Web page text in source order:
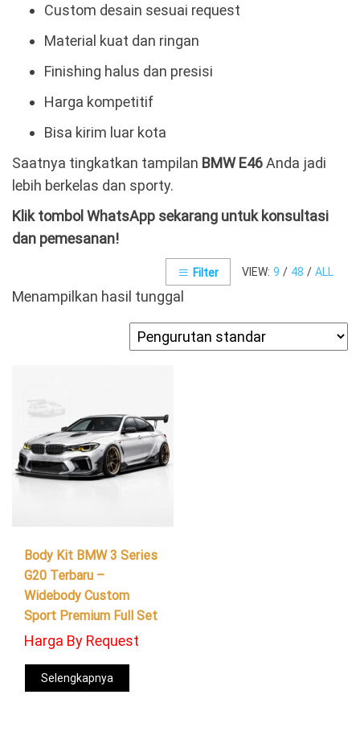
Custom desain sesuai request
Material kuat dan ringan
Finishing halus dan presisi
Harga kompetitif
Bisa kirim luar kota
Saatnya tingkatkan tampilan BMW E46Anda jadi
lebih berkelas dan sporty.
Klik tombol WhatsApp sekarang untuk konsultasi
dan pemesanan!
VIEW: 9 / 48 / ALL
Filter
Menampilkan hasil tunggal
Body Kit BMW 3 Series
G20 Terbaru –
Widebody Custom
Sport Premium Full Set
Harga By Request
Selengkapnya